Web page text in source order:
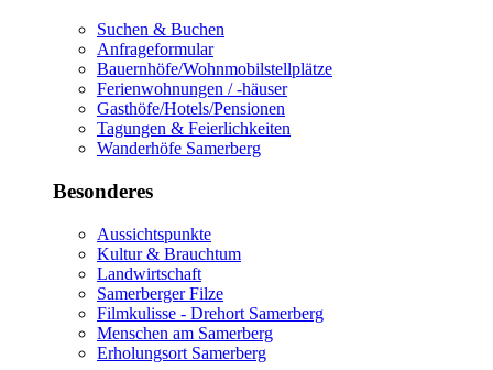
Suchen & Buchen
Anfrageformular
Bauernhöfe/Wohnmobilstellplätze
Ferienwohnungen / -häuser
Gasthöfe/Hotels/Pensionen
Tagungen & Feierlichkeiten
Wanderhöfe Samerberg
Besonderes
Aussichtspunkte
Kultur & Brauchtum
Landwirtschaft
Samerberger Filze
Filmkulisse - Drehort Samerberg
Menschen am Samerberg
Erholungsort Samerberg